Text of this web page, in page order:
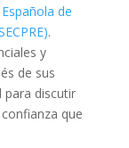
de
.
y
de sus
para discutir
que